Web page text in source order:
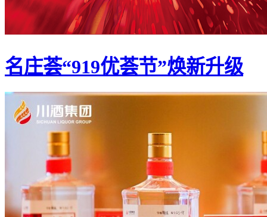
名庄荟“919优荟节”焕新升级